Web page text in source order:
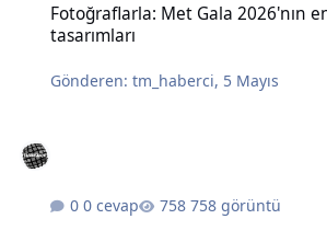
Fotoğraflarla: Met Gala 2026'nın
tasarımları
Gönderen:tm_haberci, 5 Mayıs
0 cevap 758 görüntü